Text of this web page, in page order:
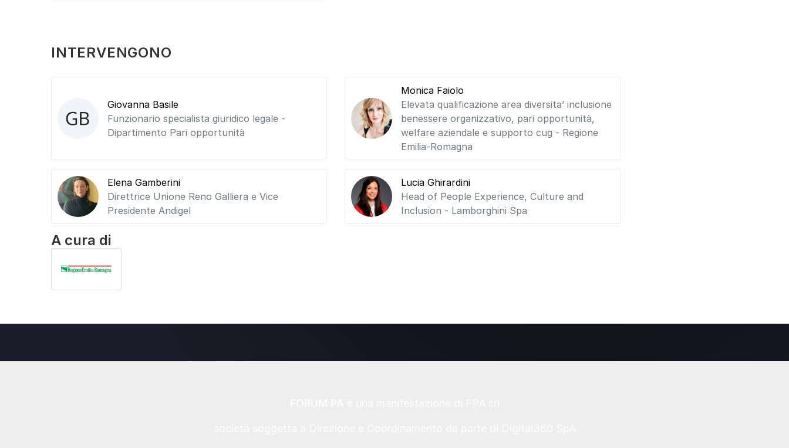
INTERVENGONO
Giovanna Basile
Funzionario specialista giuridico legale -
Dipartimento Pari opportunità
Monica Faiolo
Elevata qualificazione area diversita’ inclusione
benessere organizzativo, pari opportunità,
welfare aziendale e supporto cug - Regione
Emilia-Romagna
Elena Gamberini
Direttrice Unione Reno Galliera e Vice
Presidente Andigel
Lucia Ghirardini
Head of People Experience, Culture and
Inclusion - Lamborghini Spa
A cura di